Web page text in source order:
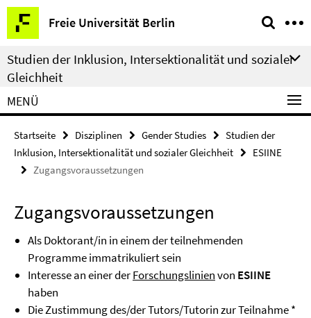
Springe
direkt
zu
Inhalt
Freie Universität Berlin
Service-
Navigation
Studien der Inklusion, Intersektionalität und sozialer
Gleichheit
MENÜ
Startseite Disziplinen Gender Studies
Studien der
Inklusion, Intersektionalität und sozialer Gleichheit
ESIINE
Zugangsvoraussetzungen
Zugangsvoraussetzungen
Als Doktorant/in in einem der teilnehmenden
Programme immatrikuliert sein
Interesse an einer derForschungslinienvon ESIINE
haben
Die Zustimmung des/der Tutors/Tutorin zur Teilnahme *